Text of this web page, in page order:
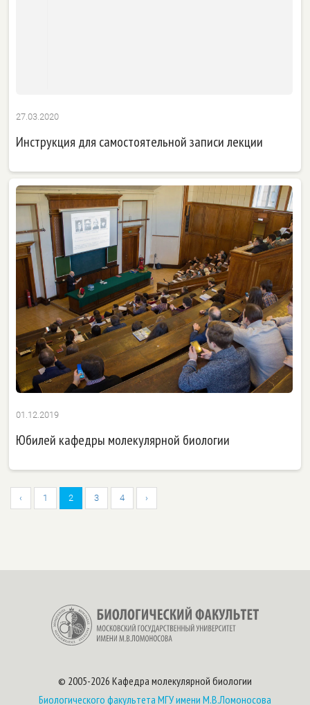
27.03.2020
Инструкция для самостоятельной записи лекции
01.12.2019
Юбилей кафедры молекулярной биологии
‹ 1 2 3 4 ›
© 2005-2026 Кафедра молекулярной биологии
Биологического факультета МГУ имени М.В.Ломоносова